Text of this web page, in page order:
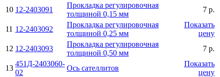
10 12-2403091
Прокладка регулировочная
толщиной 0,15 мм
7 р.
11 12-2403092
Прокладка регулировочная
толщиной 0,25 мм
Показать
цену
12 12-2403093
Прокладка регулировочная
толщиной 0,50 мм
7 р.
13
451Д-2403060-
02
Ось сателлитов
Показать
цену